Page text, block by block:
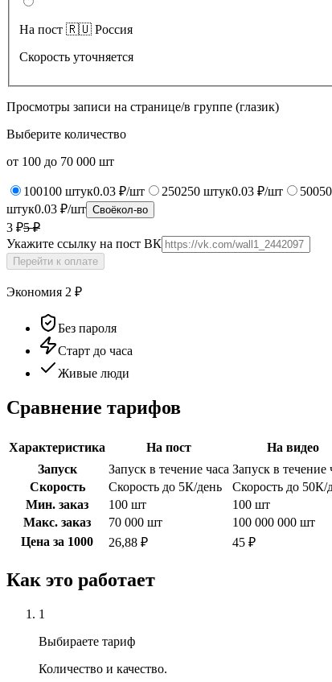
На пост 🇷🇺 Россия
Скорость уточняется
Просмотры записи на странице/в группе (глазик)
Выберите количество
от 100 до 70 000 шт
100100 штук0.03 ₽/шт 250250 штук0.03 ₽/шт 500
штук0.03 ₽/шт Своёкол-во
3 ₽5₽
Укажите ссылку на пост ВК
Перейти к оплате
Экономия 2 ₽
Без пароля
Старт до часа
Живые люди
Сравнение тарифов
Характеристика На пост На видео
Запуск
Запуск в течение часа Запуск в течение
Скорость
Скорость до 5К/день Скорость до 50К/
Мин. заказ
100 шт 100 шт
Макс. заказ
70 000 шт 100 000 000 шт
Цена за 1000
26,88 ₽ 45 ₽
Как это работает
1
Выбираете тариф
Количество и качество.